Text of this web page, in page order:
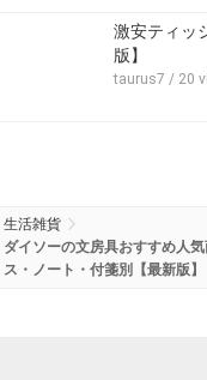
激安ティッ
版】
taurus7 / 20
生活雑貨
ダイソーの文房具おすすめ人
ス・ノート・付箋別【最新版】